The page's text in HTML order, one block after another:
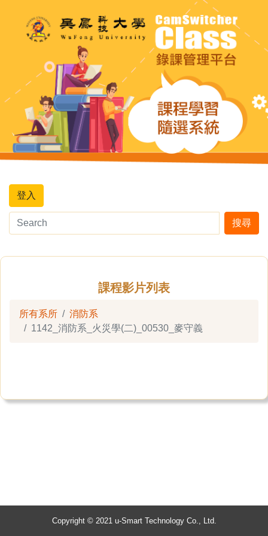
登入
搜尋
課程影片列表
所有系所
消防系
1142_消防系_火災學(二)_00530_麥守義
Copyright © 2021 u-Smart Technology Co., Ltd.